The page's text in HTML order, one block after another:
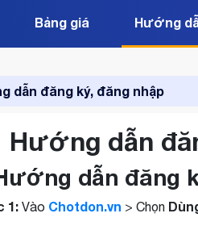
Bảng giá Hướng
dẫn đăng ký, đăng nhập
Hướng dẫn
dẫn đăng
1: Vào Chotdon.vn > Chọn